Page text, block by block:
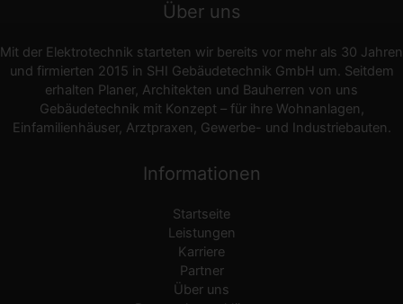
Über uns
Mit der Elektrotechnik starteten wir bereits vor mehr als 30 Jahren
und firmierten 2015 in SHI Gebäudetechnik GmbH um. Seitdem
erhalten Planer, Architekten und Bauherren von uns
Gebäudetechnik mit Konzept – für ihre Wohnanlagen,
Einfamilienhäuser, Arztpraxen, Gewerbe- und Industriebauten.
Informationen
Startseite
Leistungen
Karriere
Partner
Über uns